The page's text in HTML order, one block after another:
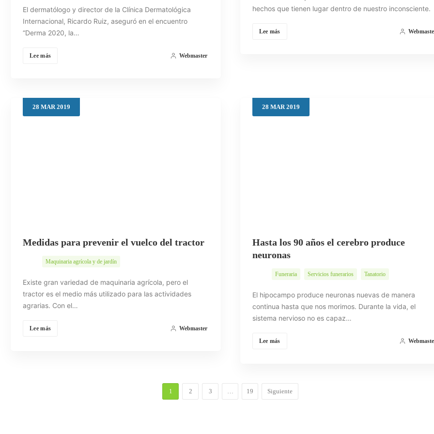
El dermatólogo y director de la Clínica Dermatológica
Internacional, Ricardo Ruiz, aseguró en el encuentro
“Derma 2020, la…
Lee más Webmaster
hechos que tienen lugar dentro de nuestro inconsciente.
Lee más
28 MAR 2019
Medidas para prevenir el vuelco del tractor
Maquinaria agrícola y de jardín
Existe gran variedad de maquinaria agrícola, pero el
tractor es el medio más utilizado para las actividades
agrarias. Con el…
Lee más Webmaster
28 MAR 2019
Hasta los 90 años el cerebro produce
neuronas
Funeraria Servicios funerarios Tanatorio
El hipocampo produce neuronas nuevas de manera
continua hasta que nos morimos. Durante la vida, el
sistema nervioso no es capaz…
Lee más
1 2 3 19 Siguiente